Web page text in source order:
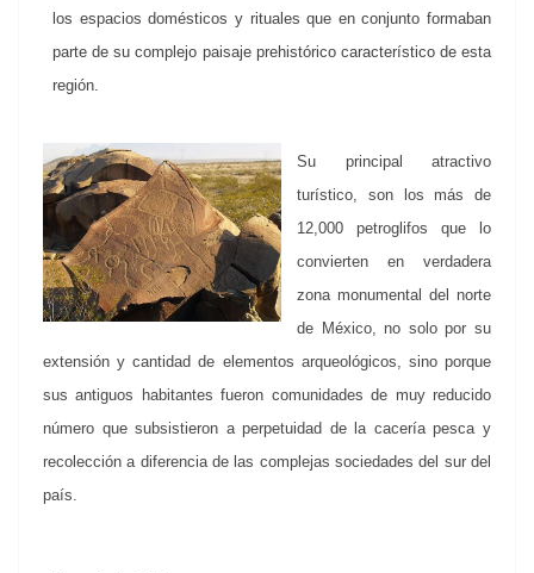
los espacios domésticos y rituales que en conjunto formaban
parte de su complejo paisaje prehistórico característico de esta
región.
Su principal atractivo
turístico, son los más de
12,000 petroglifos que lo
convierten en verdadera
zona monumental del norte
de México, no solo por su
extensión y cantidad de elementos arqueológicos, sino porque
sus antiguos habitantes fueron comunidades de muy reducido
número que subsistieron a perpetuidad de la cacería pesca y
recolección a diferencia de las complejas sociedades del sur del
país.